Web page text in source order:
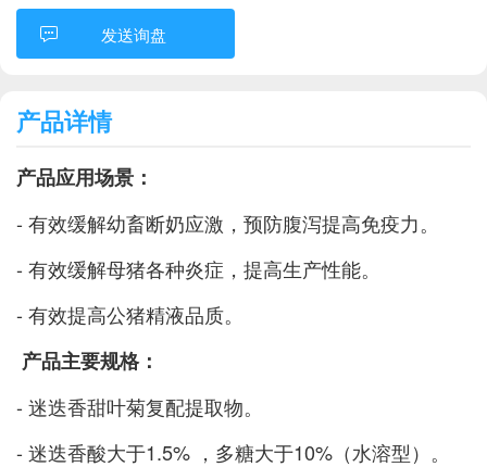
发送询盘
产品详情
产品应用场景：
- 有效缓解幼畜断奶应激，预防腹泻提高免疫力。
- 有效缓解母猪各种炎症，提高生产性能。
- 有效提高公猪精液品质。
产品主要规格：
- 迷迭香甜叶菊复配提取物。
- 迷迭香酸大于1.5% ，多糖大于10%（水溶型）。